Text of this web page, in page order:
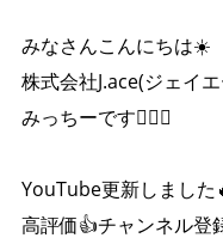
みなさんこんにちは☀️
株式会社J.ace(ジェイ
みっちーです🙋‍♀️✨
YouTube更新しました
高評価👍チャンネル登